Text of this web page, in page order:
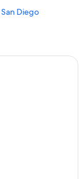
Diego